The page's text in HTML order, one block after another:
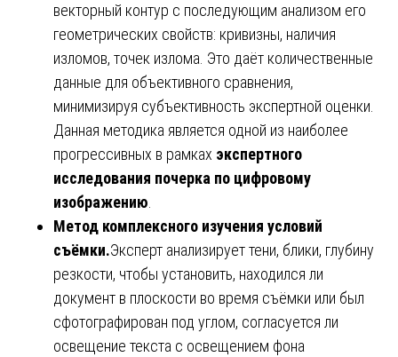
векторный контур с последующим анализом его
геометрических свойств: кривизны, наличия
изломов, точек излома. Это даёт количественные
данные для объективного сравнения,
минимизируя субъективность экспертной оценки.
Данная методика является одной из наиболее
прогрессивных в рамках экспертного
исследования почерка по цифровому
изображению.
Метод комплексного изучения условий
съёмки.Эксперт анализирует тени, блики, глубину
резкости, чтобы установить, находился ли
документ в плоскости во время съёмки или был
сфотографирован под углом, согласуется ли
освещение текста с освещением фона